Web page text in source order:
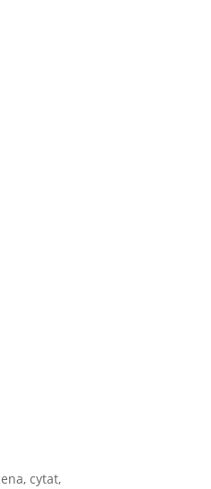
cytat,